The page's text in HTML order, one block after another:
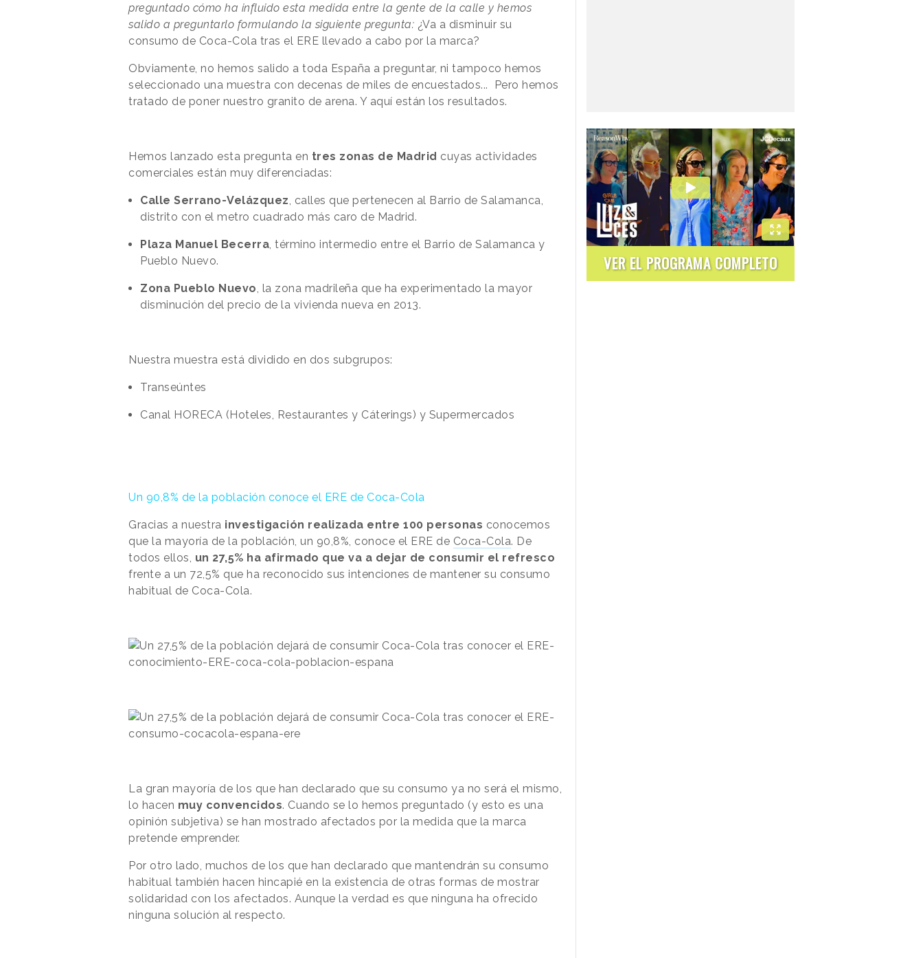
preguntado cómo ha influido esta medida entre la gente de la calle y hemos
salido a preguntarlo formulando la siguiente pregunta: ¿Va a disminuir su
consumo de Coca-Cola tras el ERE llevado a cabo por la marca?
Obviamente, no hemos salido a toda España a preguntar, ni tampoco hemos
seleccionado una muestra con decenas de miles de encuestados... Pero hemos
tratado de poner nuestro granito de arena. Y aquí están los resultados.
Hemos lanzado esta pregunta en tres zonas de Madrid cuyas actividades
comerciales están muy diferenciadas:
Calle Serrano-Velázquez , calles que pertenecen al Barrio de Salamanca,
distrito con el metro cuadrado más caro de Madrid.
Plaza Manuel Becerra , término intermedio entre el Barrio de Salamanca y
Pueblo Nuevo.
Zona Pueblo Nuevo , la zona madrileña que ha experimentado la mayor
disminución del precio de la vivienda nueva en 2013.
Nuestra muestra está dividido en dos subgrupos:
Transeúntes
Canal HORECA (Hoteles, Restaurantes y Cáterings) y Supermercados
Un 90,8% de la población conoce el ERE de Coca-Cola
Gracias a nuestra investigación realizada entre 100 personas conocemos
que la mayoría de la población, un 90,8%, conoce el ERE de Coca-Cola. De
todos ellos, un 27,5% ha afirmado que va a dejar de consumir el refresco
frente a un 72,5% que ha reconocido sus intenciones de mantener su consumo
habitual de Coca-Cola.
La gran mayoría de los que han declarado que su consumo ya no será el mismo,
lo hacen muy convencidos. Cuando se lo hemos preguntado (y esto es una
opinión subjetiva) se han mostrado afectados por la medida que la marca
pretende emprender.
Por otro lado, muchos de los que han declarado que mantendrán su consumo
habitual también hacen hincapié en la existencia de otras formas de mostrar
solidaridad con los afectados. Aunque la verdad es que ninguna ha ofrecido
ninguna solución al respecto.
VER EL PROGRAMA COMPLETO